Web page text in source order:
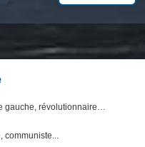
gauche, révolutionnaire…
communiste...